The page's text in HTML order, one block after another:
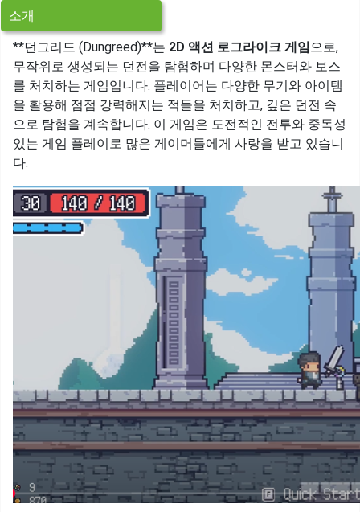
소개
**던그리드 (Dungreed)**는 2D 액션 로그라이크 게임으로,
무작위로 생성되는 던전을 탐험하며 다양한 몬스터와 보스
를 처치하는 게임입니다. 플레이어는 다양한 무기와 아이템
을 활용해 점점 강력해지는 적들을 처치하고, 깊은 던전 속
으로 탐험을 계속합니다. 이 게임은 도전적인 전투와 중독성
있는 게임 플레이로 많은 게이머들에게 사랑을 받고 있습니
다.